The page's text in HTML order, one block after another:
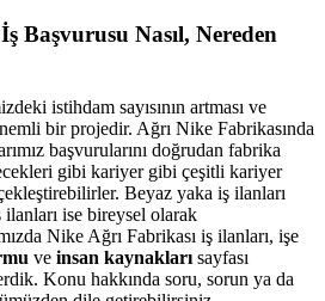
Başvurusu Nasıl, Nereden
istihdam sayısının artması ve
bir projedir. Ağrı Nike Fabrikasında
başvurularını doğrudan fabrika
gibi kariyer gibi çeşitli kariyer
Beyaz yaka iş ilanları
ise bireysel olarak
Nike Ağrı Fabrikası iş ilanları, işe
ve insan kaynakları sayfası
Konu hakkında soru, sorun ya da